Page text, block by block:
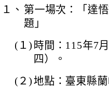
１、 第一場次：「達
題」
(１) 時間：115年7
四）。
(２)地點：臺東縣蘭